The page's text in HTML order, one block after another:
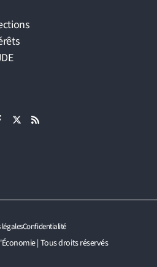
| Tous droits réservés
Confidentialité